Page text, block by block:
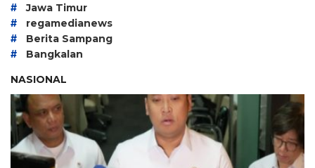
# Jawa Timur
# regamedianews
# Berita Sampang
#
Bangkalan
NASIONAL